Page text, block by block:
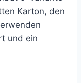
Karton, den
und ein